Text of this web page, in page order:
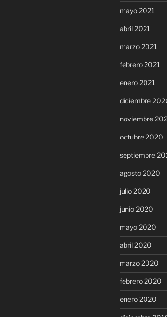
mayo 2021
abril 2021
marzo 2021
febrero 2021
enero 2021
diciembre
noviembre
octubre 2020
septiembre
agosto 2020
julio 2020
junio 2020
mayo 2020
abril 2020
marzo 2020
febrero 2020
enero 2020